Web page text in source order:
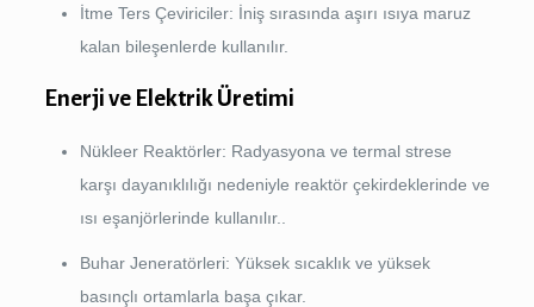
İtme Ters Çeviriciler: İniş sırasında aşırı ısıya maruz
kalan bileşenlerde kullanılır.
Enerji ve Elektrik Üretimi
Nükleer Reaktörler: Radyasyona ve termal strese
karşı dayanıklılığı nedeniyle reaktör çekirdeklerinde ve
ısı eşanjörlerinde kullanılır..
Buhar Jeneratörleri: Yüksek sıcaklık ve yüksek
basınçlı ortamlarla başa çıkar.